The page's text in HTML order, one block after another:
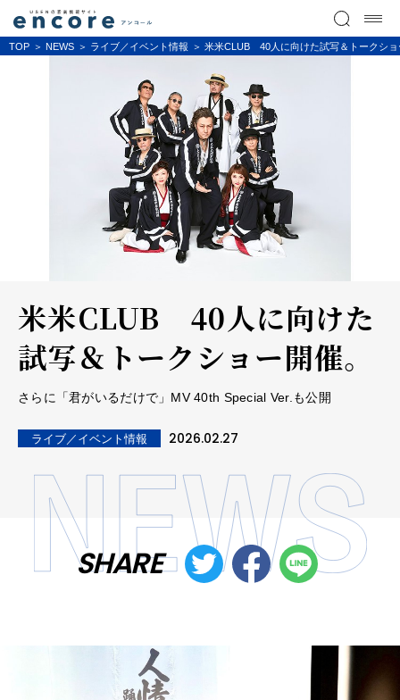
TOP NEWS ライブ／イベント情報 米米CLUB 40人に向けた試写＆トークショ
米米CLUB 40人に向けた
試写＆トークショー開催。
さらに「君がいるだけで」MV 40th Special Ver.も公開
ライブ／イベント情報 2026.02.27
SHARE